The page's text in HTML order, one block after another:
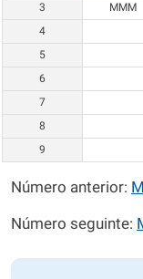
3
MMM
4
5
6
7
8
9
Número anterior:
Número seguinte: